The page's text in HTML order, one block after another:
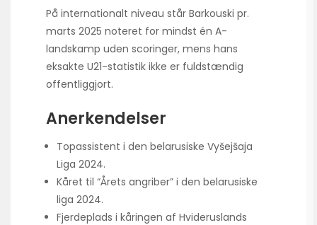
På internationalt niveau står Barkouski pr.
marts 2025 noteret for mindst én A-
landskamp uden scoringer, mens hans
eksakte U21-statistik ikke er fuldstændig
offentliggjort.
Anerkendelser
Topassistent i den belarusiske Vyšejšaja
Liga 2024.
Kåret til “Årets angriber” i den belarusiske
liga 2024.
Fjerdeplads i kåringen af Hvideruslands